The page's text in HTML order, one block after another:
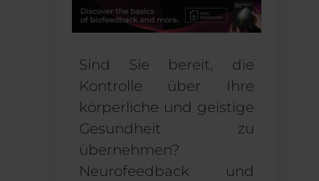
Sind Sie bereit, die
Kontrolle über Ihre
körperliche und geistige
Gesundheit zu
übernehmen?
Neurofeedback und